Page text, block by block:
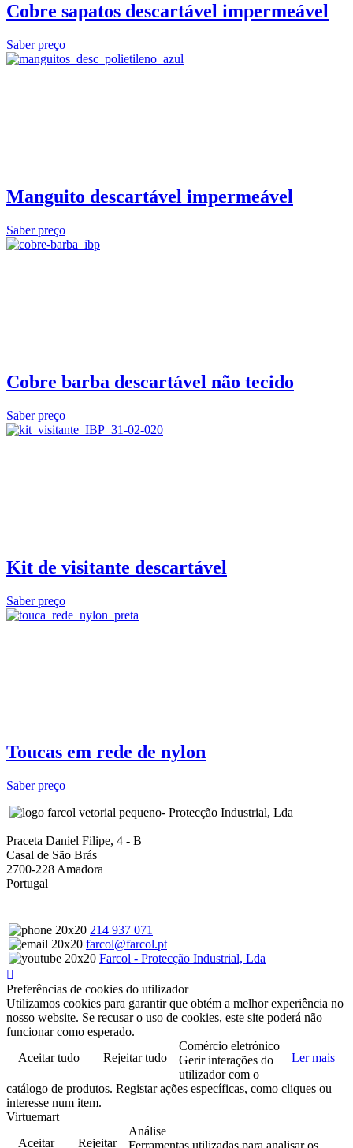
Cobre sapatos descartável impermeável
Saber preço
Manguito descartável impermeável
Saber preço
Cobre barba descartável não tecido
Saber preço
Kit de visitante descartável
Saber preço
Toucas em rede de nylon
Saber preço
- Protecção Industrial, Lda
Praceta Daniel Filipe, 4 - B
Casal de São Brás
2700-228 Amadora
Portugal
214 937 071
farcol@farcol.pt
Farcol - Protecção Industrial, Lda
Preferências de cookies do utilizador
Utilizamos cookies para garantir que obtém a melhor experiência no
nosso website. Se recusar o uso de cookies, este site poderá não
funcionar como esperado.
Aceitar tudo
Rejeitar tudo Ler mais
Comércio eletrónico
Gerir interações do
utilizador com o
catálogo de produtos. Registar ações específicas, como cliques ou
interesse num item.
Virtuemart
Aceitar
Rejeitar
Análise